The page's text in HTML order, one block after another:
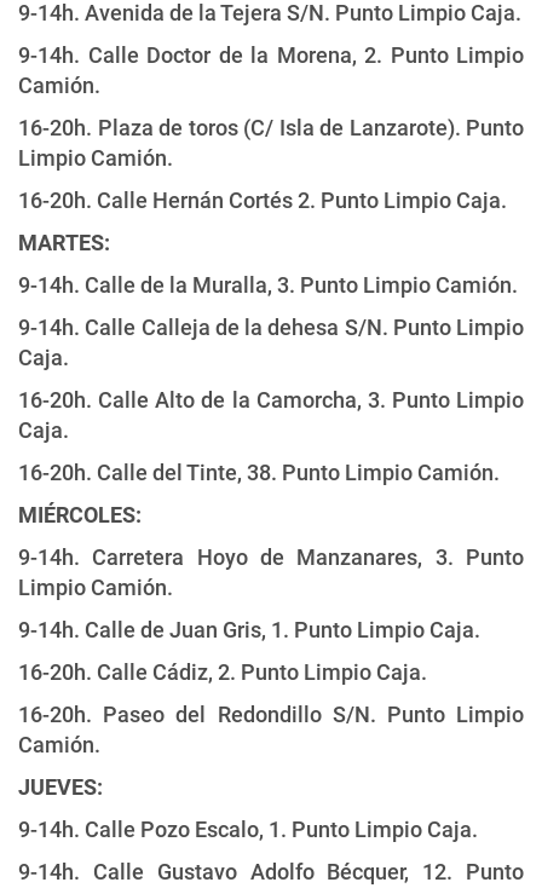
9-14h. Avenida de la Tejera S/N. Punto Limpio Caja.
9-14h. Calle Doctor de la Morena, 2. Punto Limpio
Camión.
16-20h. Plaza de toros (C/ Isla de Lanzarote). Punto
Limpio Camión.
16-20h. Calle Hernán Cortés 2. Punto Limpio Caja.
MARTES:
9-14h. Calle de la Muralla, 3. Punto Limpio Camión.
9-14h. Calle Calleja de la dehesa S/N. Punto Limpio
Caja.
16-20h. Calle Alto de la Camorcha, 3. Punto Limpio
Caja.
16-20h. Calle del Tinte, 38. Punto Limpio Camión.
MIÉRCOLES:
9-14h. Carretera Hoyo de Manzanares, 3. Punto
Limpio Camión.
9-14h. Calle de Juan Gris, 1. Punto Limpio Caja.
16-20h. Calle Cádiz, 2. Punto Limpio Caja.
16-20h. Paseo del Redondillo S/N. Punto Limpio
Camión.
JUEVES:
9-14h. Calle Pozo Escalo, 1. Punto Limpio Caja.
9-14h. Calle Gustavo Adolfo Bécquer, 12. Punto